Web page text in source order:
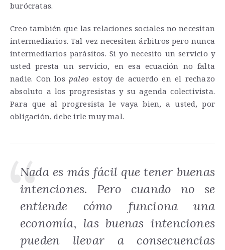
burócratas.
Creo también que las relaciones sociales no necesitan
intermediarios. Tal vez necesiten árbitros pero nunca
intermediarios parásitos. Si yo necesito un servicio y
usted presta un servicio, en esa ecuación no falta
nadie. Con los paleo estoy de acuerdo en el rechazo
absoluto a los progresistas y su agenda colectivista.
Para que al progresista le vaya bien, a usted, por
obligación, debe irle muy mal.
Nada es más fácil que tener buenas
intenciones. Pero cuando no se
entiende cómo funciona una
economía, las buenas intenciones
pueden llevar a consecuencias